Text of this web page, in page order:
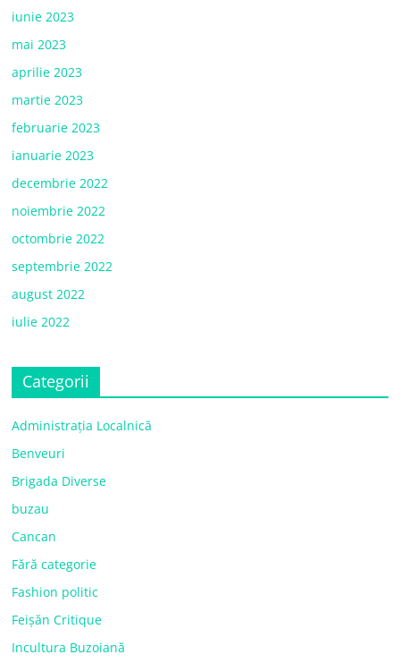
iunie 2023
mai 2023
aprilie 2023
martie 2023
februarie 2023
ianuarie 2023
decembrie 2022
noiembrie 2022
octombrie 2022
septembrie 2022
august 2022
iulie 2022
Categorii
Administrația Localnică
Benveuri
Brigada Diverse
buzau
Cancan
Fără categorie
Fashion politic
Feișăn Critique
Incultura Buzoiană